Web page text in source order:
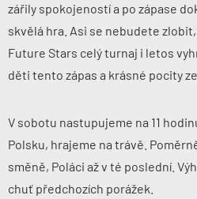
zářily spokojeností a po zápase
skvělá hra. Asi se nebudete
Future Stars celý turnaj i letos
děti tento zápas a krásné pocity
V sobotu nastupujeme na 11
Polsku, hrajeme na trávě.
směně, Poláci až v té poslední.
chuť předchozích porážek.